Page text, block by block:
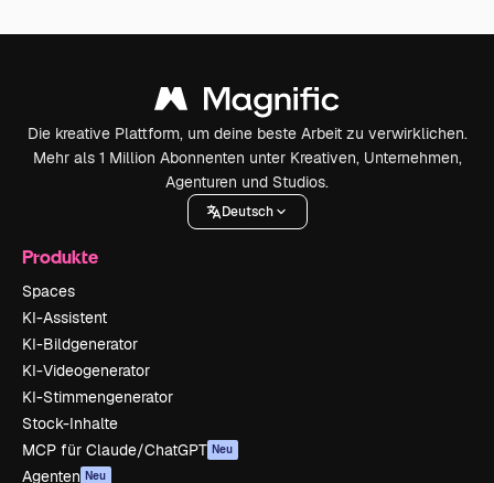
Die kreative Plattform, um deine beste Arbeit zu verwirklichen.
Mehr als 1 Million Abonnenten unter Kreativen, Unternehmen,
Agenturen und Studios.
Deutsch
Produkte
Spaces
KI-Assistent
KI-Bildgenerator
KI-Videogenerator
KI-Stimmengenerator
Stock-Inhalte
MCP für Claude/ChatGPT Neu
Agenten Neu